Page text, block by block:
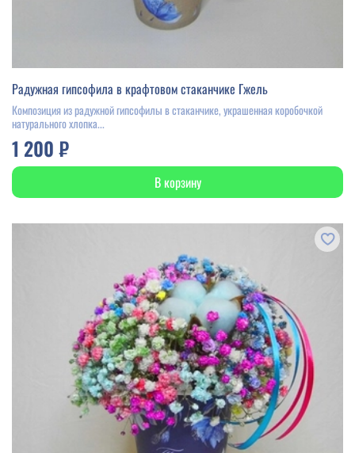
Радужная гипсофила в крафтовом стаканчике Гжель
Композиция из радужной гипсофилы в стаканчике, украшенная коробочкой
натурального хлопка...
1 200 ₽
В корзину